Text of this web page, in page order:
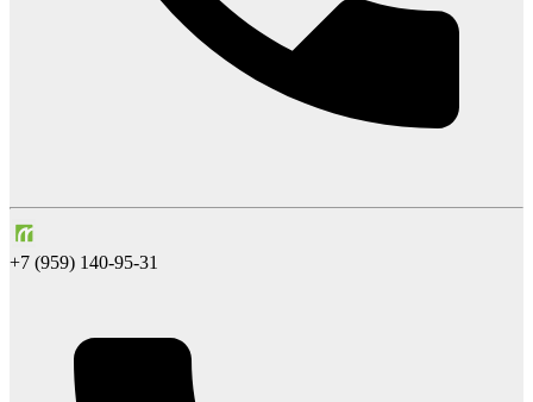
+7 (959) 140-95-31